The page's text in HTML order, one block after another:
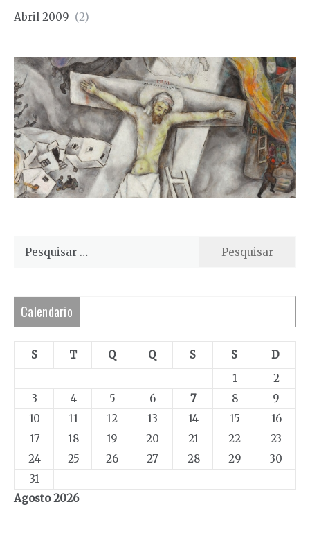
Abril 2009 (2)
Pesquisar
Calendario
Agosto 2026
S T Q Q S S
D
1
2
3
4 5 6 7 8
9
10
11 12 13 14 15
16
17
18 19 20 21 22
23
24
25 26 27 28 29
30
31